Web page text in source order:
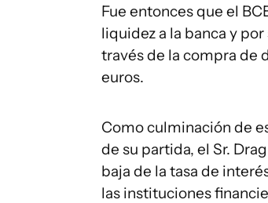
Fue entonces que el
liquidez a la banca y
través de la compra de
euros.
Como culminación de
de su partida, el Sr.
baja de la tasa de
las instituciones